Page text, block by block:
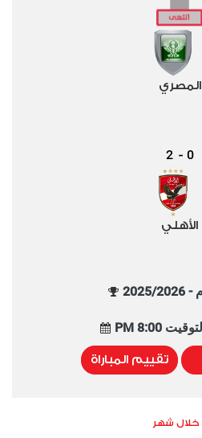
المصري
0
-
2
الأهلي
2026
تقييم المباراة
خلال شهر